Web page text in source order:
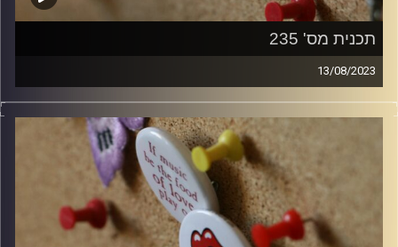
תכנית מס' 235
13/08/2023
קלאסיקות רוק עם אורן הוף.
סינגלים ישראלים חדשים ופרידה מרובי רוברטסון זכרונו
קרדיט תמונות:włodi